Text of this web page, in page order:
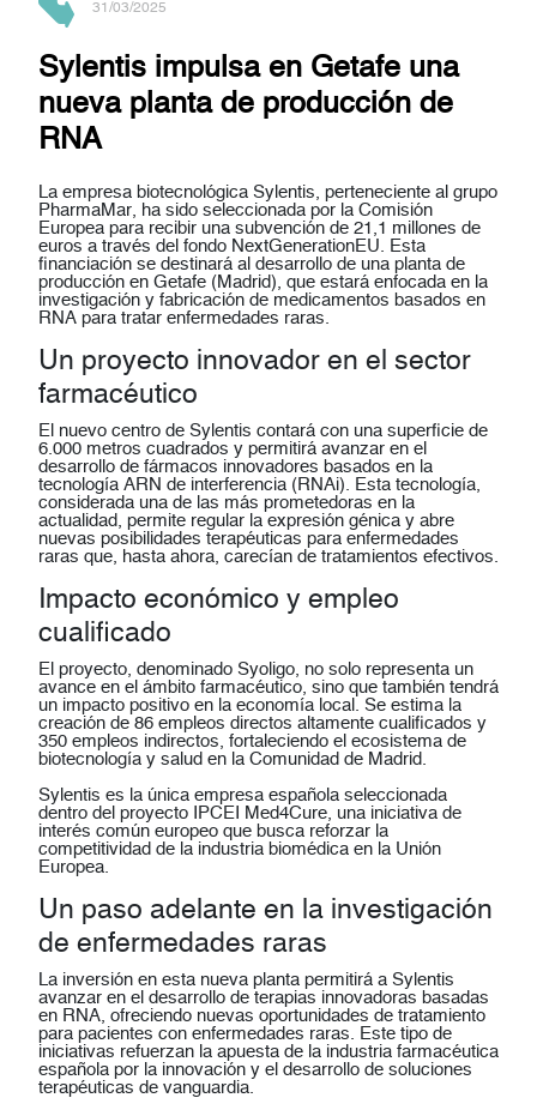
31/03/2025
Sylentis impulsa en Getafe una
nueva planta de producción de
RNA
La empresa biotecnológica Sylentis, perteneciente al grupo
PharmaMar, ha sido seleccionada por la Comisión
Europea para recibir una subvención de 21,1 millones de
euros a través del fondo NextGenerationEU. Esta
financiación se destinará al desarrollo de una planta de
producción en Getafe (Madrid), que estará enfocada en la
investigación y fabricación de medicamentos basados en
RNA para tratar enfermedades raras.
Un proyecto innovador en el sector
farmacéutico
El nuevo centro de Sylentis contará con una superficie de
6.000 metros cuadrados y permitirá avanzar en el
desarrollo de fármacos innovadores basados en la
tecnología ARN de interferencia (RNAi). Esta tecnología,
considerada una de las más prometedoras en la
actualidad, permite regular la expresión génica y abre
nuevas posibilidades terapéuticas para enfermedades
raras que, hasta ahora, carecían de tratamientos efectivos.
Impacto económico y empleo
cualificado
El proyecto, denominado Syoligo, no solo representa un
avance en el ámbito farmacéutico, sino que también tendrá
un impacto positivo en la economía local. Se estima la
creación de 86 empleos directos altamente cualificados y
350 empleos indirectos, fortaleciendo el ecosistema de
biotecnología y salud en la Comunidad de Madrid.
Sylentis es la única empresa española seleccionada
dentro del proyecto
IPCEI Med4Cure, una iniciativa de
interés común europeo que busca reforzar la
competitividad de la industria biomédica en la Unión
Europea.
Un paso adelante en la investigación
de enfermedades raras
La inversión en esta nueva planta permitirá a Sylentis
avanzar en el desarrollo de terapias innovadoras basadas
en RNA, ofreciendo nuevas oportunidades de tratamiento
para pacientes con enfermedades raras. Este tipo de
iniciativas refuerzan la apuesta de la industria farmacéutica
española por la innovación y el desarrollo de soluciones
terapéuticas de vanguardia.